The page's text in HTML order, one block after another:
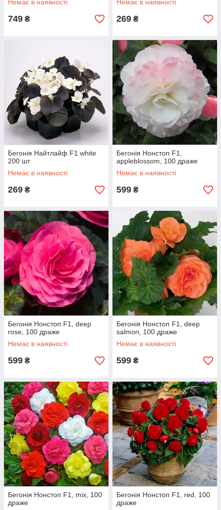
Немає в наявності
749 ₴
Немає в наявності
269 ₴
Бегонія Найтлайф F1 white
200 шт
Немає в наявності
269 ₴
Бегонія Нонстоп F1,
appleblossom, 100 драже
Немає в наявності
599 ₴
Бегонія Нонстоп F1, deep
rose, 100 драже
Немає в наявності
599 ₴
Бегонія Нонстоп F1, deep
salmon, 100 драже
Немає в наявності
599 ₴
Бегонія Нонстоп F1, mix, 100
драже
Бегонія Нонстоп F1, red, 100
драже